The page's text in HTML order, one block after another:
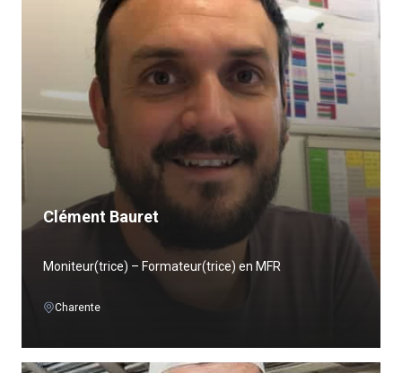
Clément Bauret
Moniteur(trice) – Formateur(trice) en MFR
Charente